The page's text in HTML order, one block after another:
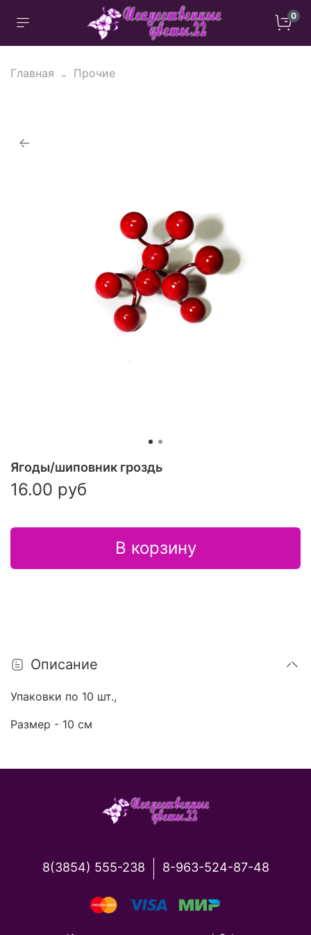
0
Главная Прочие
Ягоды/шиповник гроздь
16.00 руб
В корзину
Описание
Упаковки по 10 шт.,
Размер - 10 см
8(3854) 555-238 8-963-524-87-48